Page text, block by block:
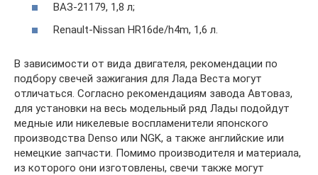
ВАЗ-21179, 1,8 л;
Renault-Nissan HR16de/h4m, 1,6 л.
В зависимости от вида двигателя, рекомендации по
подбору свечей зажигания для Лада Веста могут
отличаться. Согласно рекомендациям завода Автоваз,
для установки на весь модельный ряд Лады подойдут
медные или никелевые воспламенители японского
производства Denso или NGK, а также английские или
немецкие запчасти. Помимо производителя и материала,
из которого они изготовлены, свечи также могут